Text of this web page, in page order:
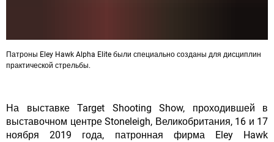
Патроны Eley Hawk Alpha Elite были специально созданы для дисциплин
практической стрельбы.
На выставке Target Shooting Show, проходившей в
выставочном центре Stoneleigh, Великобритания, 16 и 17
ноября 2019 года, патронная фирма Eley Hawk